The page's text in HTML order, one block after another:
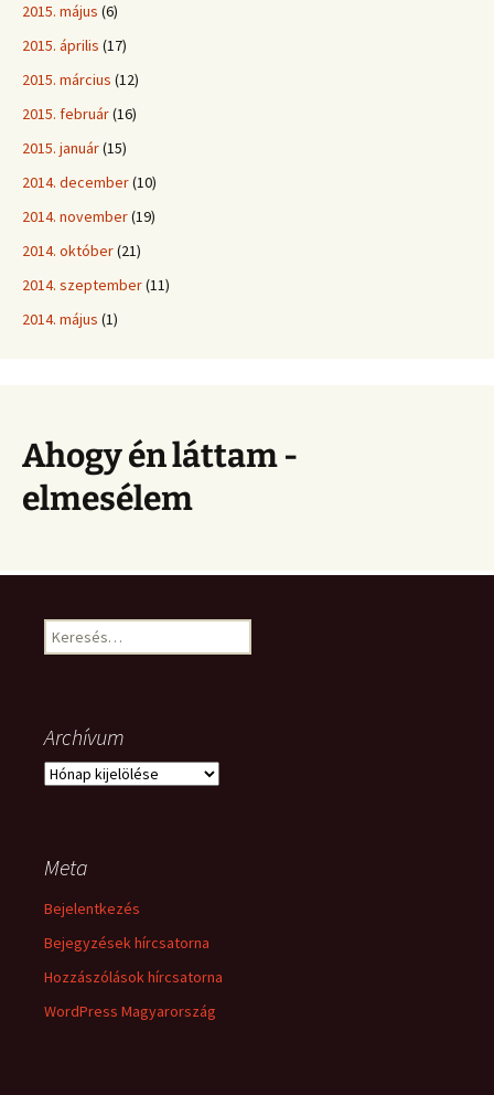
2015. május (6)
2015. április (17)
2015. március (12)
2015. február(16)
2015. január(15)
2014. december(10)
2014. november(19)
2014. október(21)
2014. szeptember(11)
2014. május (1)
Ahogy én láttam -
elmesélem
Keresés:
Archívum
Archívum
Meta
Bejelentkezés
Bejegyzések hírcsatorna
Hozzászólások hírcsatorna
WordPress Magyarország